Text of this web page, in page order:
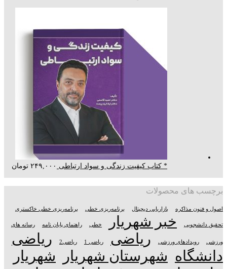
* کتاب کیفیت زندگی و سواد ارتباطی ۲۴۹,۰۰۰ تومان
برچسب های محصولات
اصول و فنون مذاکره بازاریابی دیجیتال برنامه‌ریزی خطی برنامه‌ریزی خطی خاکستری
تحقیق دانشجویی خبر شهریار خطی راهنمای پایان نامه رسانه های
ورزشی رویدادهای ورزشی ریاضی ریاضی 1 ریاضی2
ریاضی
دانشگاه شهرستان شهریار
شهریار